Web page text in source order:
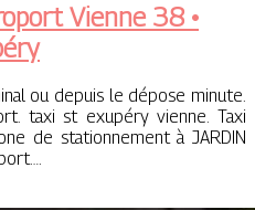
Vienne 38 •
ou depuis le dépose minute.
taxi st exupéry vienne. Taxi
de stationnement à JARDIN